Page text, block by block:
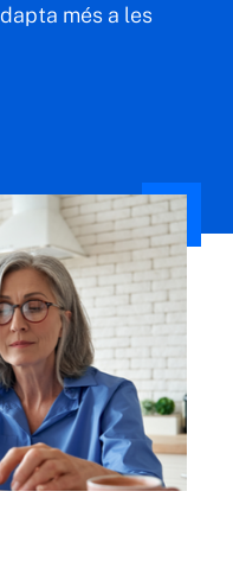
més a les